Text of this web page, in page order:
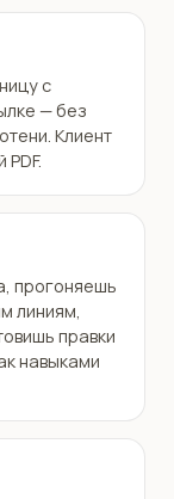
с
— без
Клиент
прогоняешь
линиям,
правки
навыками